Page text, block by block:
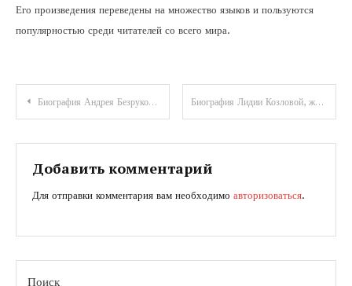
Его произведения переведены на множество языков и пользуются
популярностью среди читателей со всего мира.
Навигация
по
записям
Биография Андрея Безрукова — талантливый актер и успешный режиссер, подробности личной жизни, великолепная фильмография Биография Лидии Козловой, жены Танича — удивительные факты и фасцинирующая история
Добавить комментарий
Для отправки комментария вам необходимо авторизоваться.
Поиск